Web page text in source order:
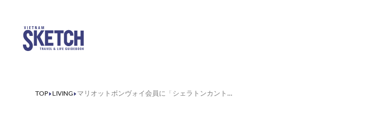
TOP LIVING マリオットボンヴォイ会員に「シェラトンカントー」限定特典